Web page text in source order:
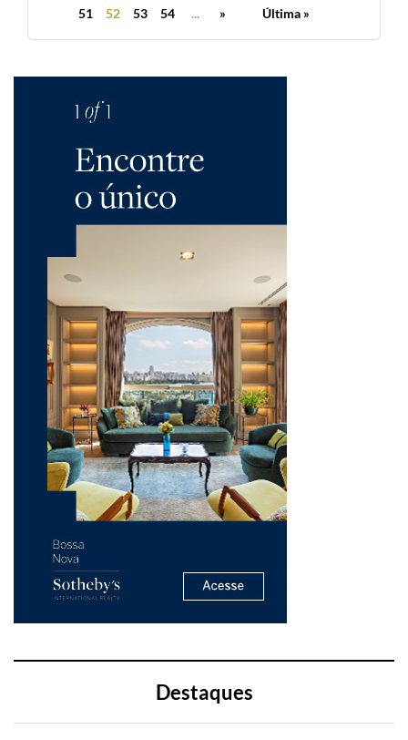
51 52 53 54 ... » Última »
Destaques